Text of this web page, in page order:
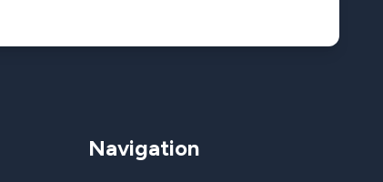
Navigation